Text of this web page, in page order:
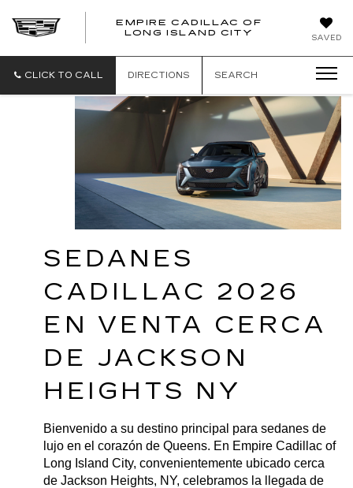
SAVED
EMPIRE CADILLAC OF
LONG ISLAND CITY
EMPIRE
OF
ISLAND
CITY
CLICK TO CALL DIRECTIONS SEARCH
SEDANES
CADILLAC 2026
EN VENTA CERCA
DE JACKSON
HEIGHTS NY
Bienvenido a su destino principal para sedanes de
lujo en el corazón de Queens. En Empire Cadillac of
Long Island City, convenientemente ubicado cerca
de Jackson Heights, NY, celebramos la llegada de